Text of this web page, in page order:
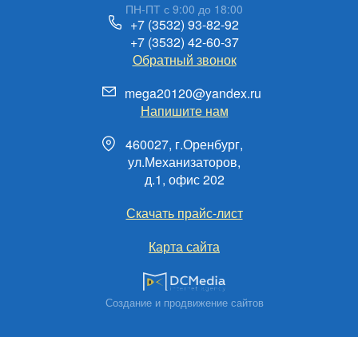
ПН-ПТ с 9:00 до 18:00
+7 (3532) 93-82-92
+7 (3532) 42-60-37
Обратный звонок
mega20120@yandex.ru
Напишите нам
460027, г.Оренбург,
ул.Механизаторов,
д.1, офис 202
Скачать прайс-лист
Карта сайта
Создание и продвижение сайтов